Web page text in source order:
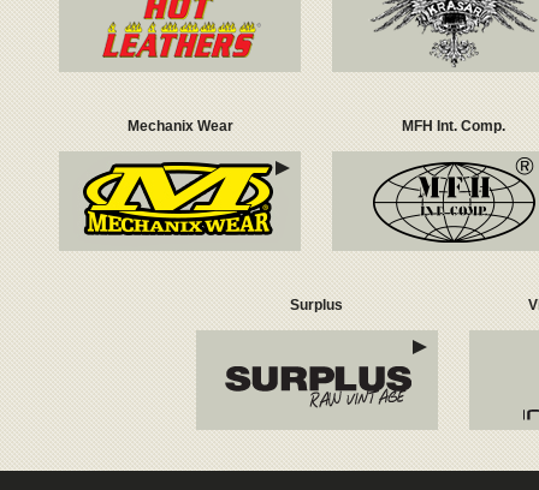
Mechanix Wear MFH Int. Comp.
Surplus